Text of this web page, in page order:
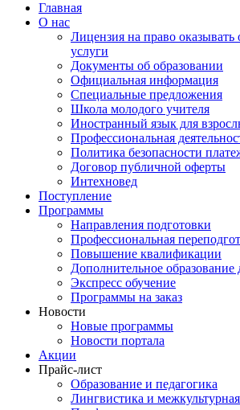
Главная
О нас
Лицензия на право оказывать
услуги
Документы об образовании
Официальная информация
Специальные предложения
Школа молодого учителя
Иностранный язык для
Профессиональная
Политика безопасности
Договор публичной оферты
Интехновед
Поступление
Программы
Направления подготовки
Профессиональная
Повышение квалификации
Дополнительное образование
Экспресс обучение
Программы на заказ
Новости
Новые программы
Новости портала
Акции
Прайс-лист
Образование и педагогика
Лингвистика и